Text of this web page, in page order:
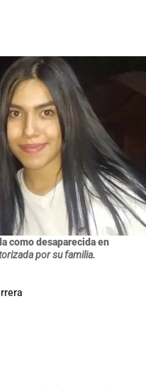
como desaparecida en
por su familia.